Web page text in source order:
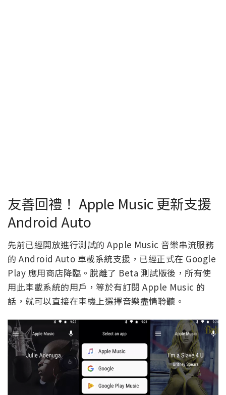
友善回禮！ Apple Music 更新支援
Android Auto
先前已經開放進行測試的 Apple Music 音樂串流服務
的 Android Auto 車載系統支援，已經正式在 Google
Play 應用商店降臨。脫離了 Beta 測試版後，所有使
用此車載系統的用戶，等於有訂閱 Apple Music 的
話，就可以直接在車機上選擇音樂盡情聆聽。